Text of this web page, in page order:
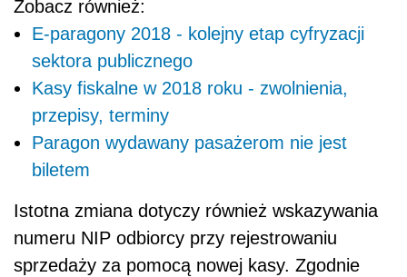
Zobacz również:
E-paragony 2018 - kolejny etap cyfryzacji
sektora publicznego
Kasy fiskalne w 2018 roku - zwolnienia,
przepisy, terminy
Paragon wydawany pasażerom nie jest
biletem
Istotna zmiana dotyczy również wskazywania
numeru NIP odbiorcy przy rejestrowaniu
sprzedaży za pomocą nowej kasy. Zgodnie